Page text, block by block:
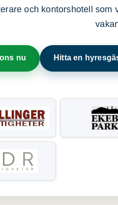
och kontorshotell
nu Hitta en